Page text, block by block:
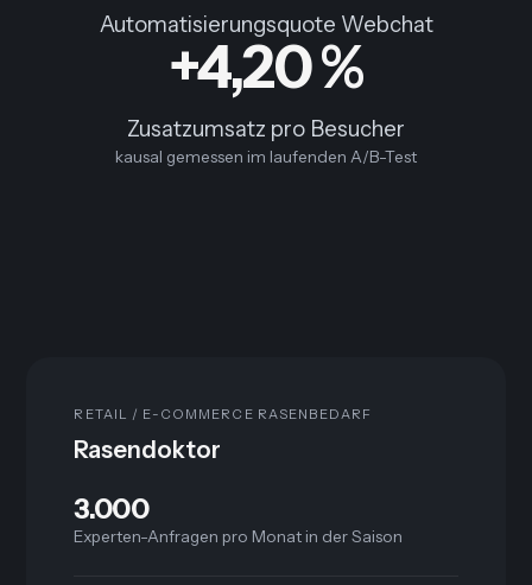
Automatisierungsquote Webchat
+4,20 %
Zusatzumsatz pro Besucher
kausal gemessen im laufenden A/B-Test
RETAIL / E-COMMERCE RASENBEDARF
Rasendoktor
3.000
Experten-Anfragen pro Monat in der Saison